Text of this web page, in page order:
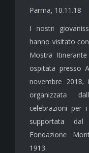
Parma, 10.11.18
I nostri
hanno visitato
Mostra
ospitata presso
novembre 2018,
organizzata
celebrazioni per
supportata
Fondazione
1913.